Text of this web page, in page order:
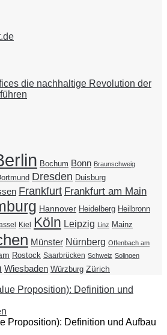
die nachhaltige Revolution der
Bochum Bonn Braunschweig
Dresden Duisburg
Frankfurt Frankfurt am Main
Hannover Heidelberg Heilbronn
Kiel Köln Leipzig Linz Mainz
Münster Nürnberg Offenbach am
Rostock Saarbrücken Schweiz Solingen
Wiesbaden Würzburg Zürich
Proposition): Definition und Aufbau